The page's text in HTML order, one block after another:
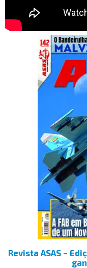
Revista ASAS –